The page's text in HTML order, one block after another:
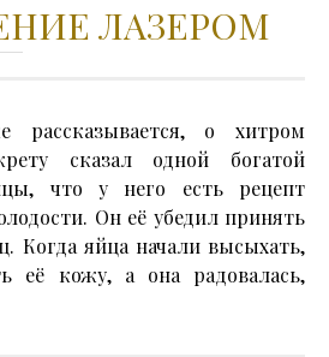
ЛАЗЕРОМ
рассказывается, о хитром
сказал одной богатой
что у него есть рецепт
Он её убедил принять
Когда яйца начали высыхать,
её кожу, а она радовалась,